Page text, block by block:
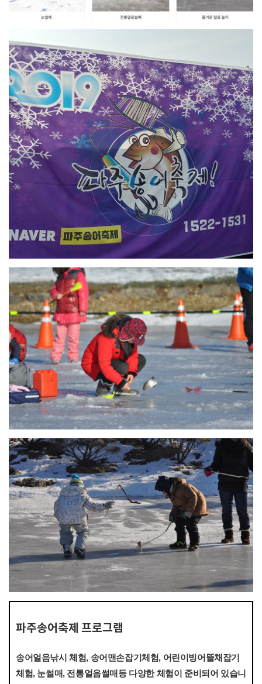
파주송어축제 프로그램
송어얼음낚시 체험, 송어맨손잡기체험, 어린이빙어뜰채잡기
체험, 눈썰매, 전통얼음썰매등 다양한 체험이 준비되어 있습니